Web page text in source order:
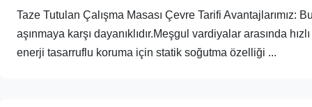
Taze Tutulan Çalışma Masası Çevre Tarifi Avantajlarımız:
aşınmaya karşı dayanıklıdır.Meşgul vardiyalar arasında
enerji tasarruflu koruma için statik soğutma özelliği ...